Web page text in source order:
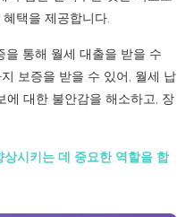
택을 제공합니다.
을 통해 월세 대출을 받을 수
보증을 받을 수 있어, 월세 납
에 대한 불안감을 해소하고, 장
시키는 데 중요한 역할을 합